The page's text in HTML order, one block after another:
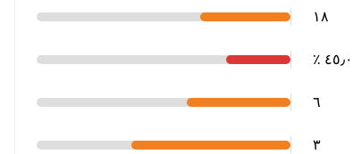
١٨
٤٥٫٠ ٪
٦
٣